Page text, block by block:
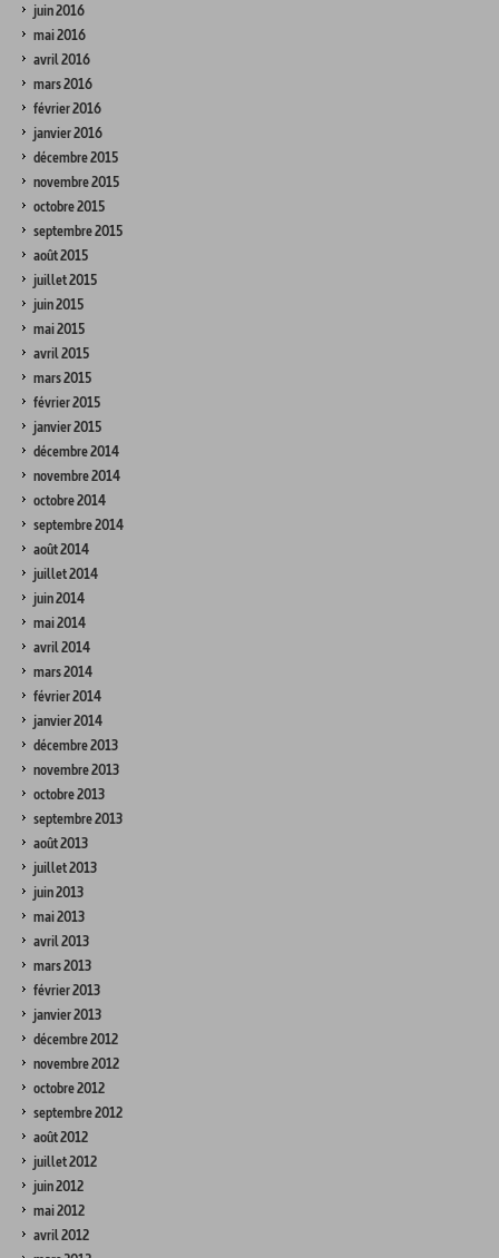
juin 2016
mai 2016
avril 2016
mars 2016
février 2016
janvier 2016
décembre 2015
novembre 2015
octobre 2015
septembre 2015
août 2015
juillet 2015
juin 2015
mai 2015
avril 2015
mars 2015
février 2015
janvier 2015
décembre 2014
novembre 2014
octobre 2014
septembre 2014
août 2014
juillet 2014
juin 2014
mai 2014
avril 2014
mars 2014
février 2014
janvier 2014
décembre 2013
novembre 2013
octobre 2013
septembre 2013
août 2013
juillet 2013
juin 2013
mai 2013
avril 2013
mars 2013
février 2013
janvier 2013
décembre 2012
novembre 2012
octobre 2012
septembre 2012
août 2012
juillet 2012
juin 2012
mai 2012
avril 2012